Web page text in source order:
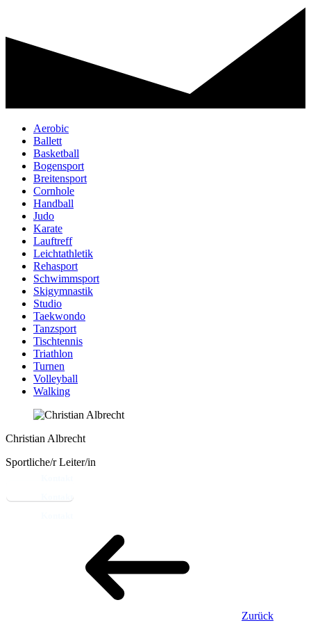
Aerobic
Ballett
Basketball
Bogensport
Breitensport
Cornhole
Handball
Judo
Karate
Lauftreff
Leichtathletik
Rehasport
Schwimmsport
Skigymnastik
Studio
Taekwondo
Tanzsport
Tischtennis
Triathlon
Turnen
Volleyball
Walking
Christian Albrecht
Sportliche/r Leiter/in
Zurück